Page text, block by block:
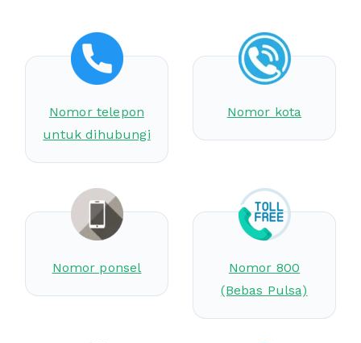
Nomor telepon
untuk dihubungi
Nomor kota
Nomor ponsel
Nomor 800
(Bebas Pulsa)